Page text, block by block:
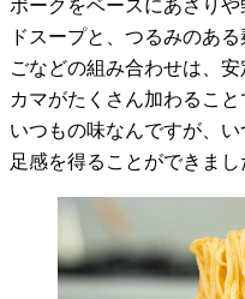
ポークをベースにあさり
ドスープと、つるみのあ
ごなどの組み合わせは、
カマがたくさん加わるこ
いつもの味なんですが、
足感を得ることができまし